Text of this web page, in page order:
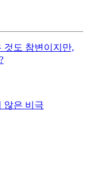
도 참변이지만,
않은 비극